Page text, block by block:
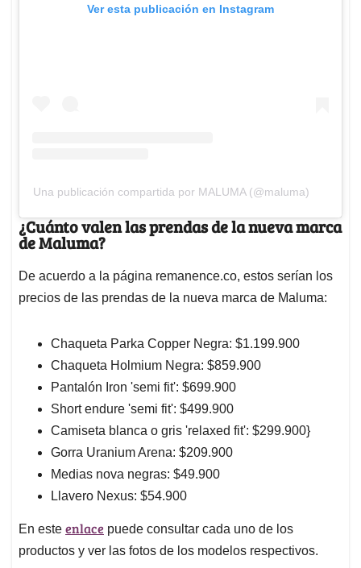
Ver esta publicación en Instagram
Una publicación compartida por MALUMA (@maluma)
¿Cuánto valen las prendas de la nueva marca
de Maluma?
De acuerdo a la página remanence.co, estos serían los
precios de las prendas de la nueva marca de Maluma:
Chaqueta Parka Copper Negra: $1.199.900
Chaqueta Holmium Negra: $859.900
Pantalón Iron 'semi fit': $699.900
Short endure 'semi fit': $499.900
Camiseta blanca o gris 'relaxed fit': $299.900}
Gorra Uranium Arena: $209.900
Medias nova negras: $49.900
Llavero Nexus: $54.900
En este enlace puede consultar cada uno de los
productos y ver las fotos de los modelos respectivos.